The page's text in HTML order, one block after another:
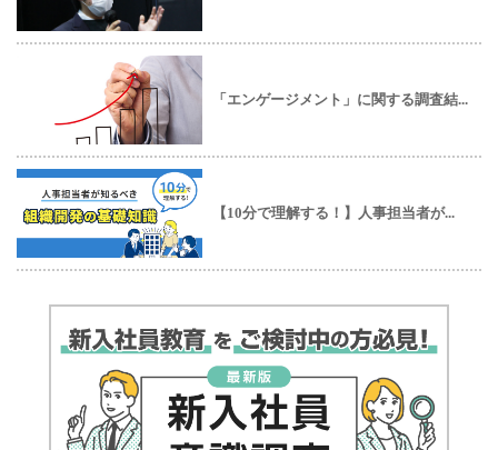
「エンゲージメント」に関する調査結...
【10分で理解する！】人事担当者が...